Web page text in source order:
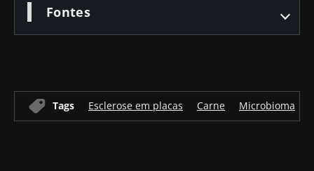
Fontes
Tags Esclerose em placas Carne Microbioma